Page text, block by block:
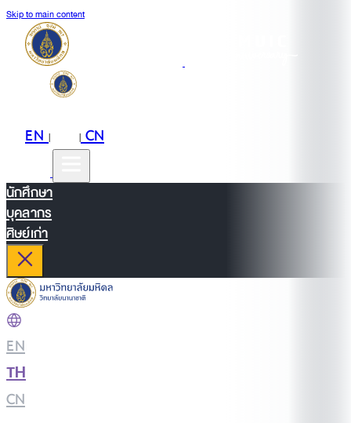
Skip to main content
EN| |CN
นักศึกษา
บุคลากร
ศิษย์เก่า
EN
TH
CN